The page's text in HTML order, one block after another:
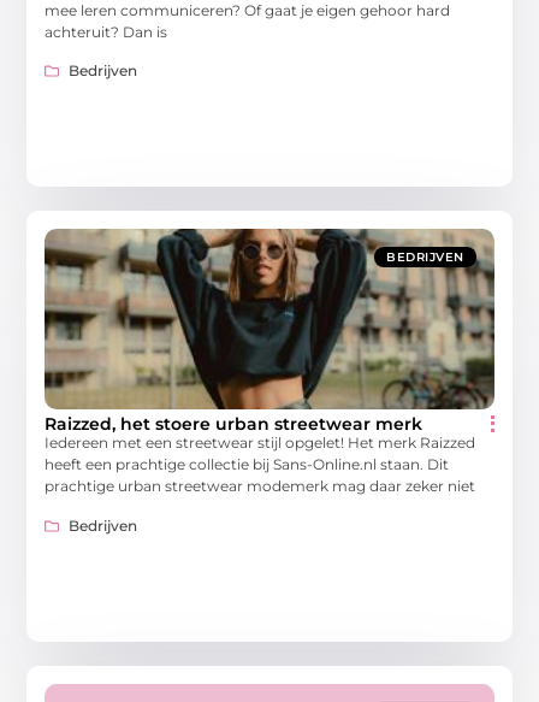
mee leren communiceren? Of gaat je eigen gehoor hard
achteruit? Dan is
Bedrijven
BEDRIJVEN
Raizzed, het stoere urban streetwear merk
Iedereen met een streetwear stijl opgelet! Het merk Raizzed
heeft een prachtige collectie bij Sans-Online.nl staan. Dit
prachtige urban streetwear modemerk mag daar zeker niet
Bedrijven